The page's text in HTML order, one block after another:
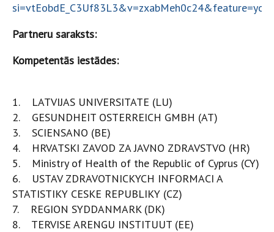
Partneru saraksts:
Kompetentās iestādes:
1. LATVIJAS UNIVERSITATE (LU)
2. GESUNDHEIT OSTERREICH GMBH (AT)
3. SCIENSANO (BE)
4. HRVATSKI ZAVOD ZA JAVNO ZDRAVSTVO (HR)
5. Ministry of Health of the Republic of Cyprus (CY)
6. USTAV ZDRAVOTNICKYCH INFORMACI A
STATISTIKY CESKE REPUBLIKY (CZ)
7. REGION SYDDANMARK (DK)
8. TERVISE ARENGU INSTITUUT (EE)